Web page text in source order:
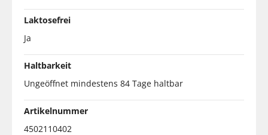
Laktosefrei
Ja
Haltbarkeit
Ungeöffnet mindestens 84 Tage haltbar
Artikelnummer
4502110402